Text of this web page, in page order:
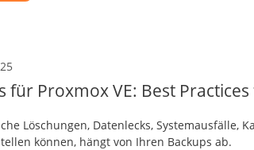
für Proxmox VE: Best
Löschungen, Datenlecks, Systemausfälle,
können, hängt von Ihren Backups ab.